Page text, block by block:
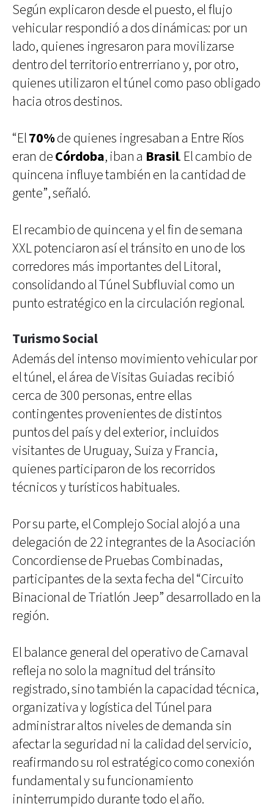
Según explicaron desde el puesto, el flujo
vehicular respondió a dos dinámicas: por un
lado, quienes ingresaron para movilizarse
dentro del territorio entrerriano y, por otro,
quienes utilizaron el túnel como paso obligado
hacia otros destinos.
“El70%de quienes ingresaban a Entre Ríos
eran deCórdoba, iban a Brasil. El cambio de
quincena influye también en la cantidad de
gente”, señaló.
El recambio de quincena y el fin de semana
XXL potenciaron así el tránsito en uno de los
corredores más importantes del Litoral,
consolidando al Túnel Subfluvial como un
punto estratégico en la circulación regional.
Turismo Social
Además del intenso movimiento vehicular por
el túnel, el área de Visitas Guiadas recibió
cerca de 300 personas, entre ellas
contingentes provenientes de distintos
puntos del país y del exterior, incluidos
visitantes de Uruguay, Suiza y Francia,
quienes participaron de los recorridos
técnicos y turísticos habituales.
Por su parte, el Complejo Social alojó a una
delegación de 22 integrantes de la Asociación
Concordiense de Pruebas Combinadas,
participantes de la sexta fecha del “Circuito
Binacional de Triatlón Jeep” desarrollado en la
región.
El balance general del operativo de Carnaval
refleja no solo la magnitud del tránsito
registrado, sino también la capacidad técnica,
organizativa y logística del Túnel para
administrar altos niveles de demanda sin
afectar la seguridad ni la calidad del servicio,
reafirmando su rol estratégico como conexión
fundamental y su funcionamiento
ininterrumpido durante todo el año.